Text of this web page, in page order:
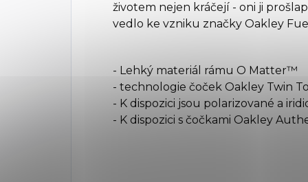
životem nejen kráčejí - oni ji
vedlo ke vzniku značky Oakley
- Lehký materiál rámu O Matter™
- technologie čoček Oakley Twin
- K dispozici jsou polarizované a
- K dispozici s čočkami Oakley